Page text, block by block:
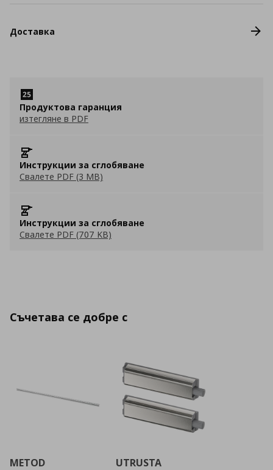
Доставка
Продуктова гаранция
изтегляне в PDF
Инструкции за сглобяване
Свалете PDF (3 MB)
Инструкции за сглобяване
Свалете PDF (707 KB)
Съчетава се добре с
METOD
UTRUSTA